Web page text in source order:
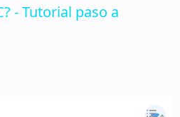
- Tutorial paso a